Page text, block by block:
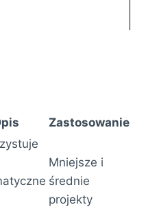
Zastosowanie
Mniejsze i
średnie
projekty